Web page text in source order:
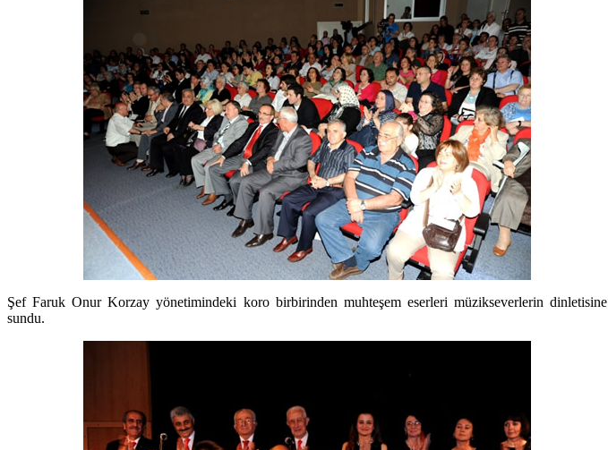
Şef Faruk Onur Korzay yönetimindeki koro birbirinden muhteşem eserleri müzikseverlerin dinletisine
sundu.